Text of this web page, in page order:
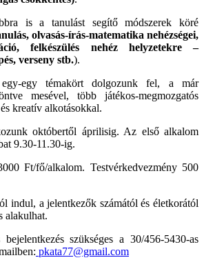
is a tanulást segítő módszerek köré
olvasás-írás-matematika nehézségei,
felkészülés nehéz helyzetekre –
verseny stb.).
egy témakört dolgozunk fel, a már
mesével, több játékos-megmozgatós
kreatív alkotásokkal.
októbertől áprilisig. Az első alkalom
9.30-11.30-ig.
Ft/fő/alkalom. Testvérkedvezmény 500
indul, a jelentkezők számától és életkorától
alakulhat.
szükséges a 30/456-5430-as
pkata77@gmail.com